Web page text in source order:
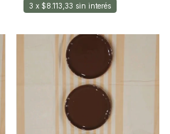
3 x $8.113,33 sin interés